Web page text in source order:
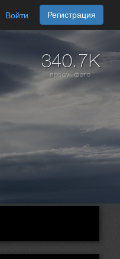
Войти Регистрация
340.7K
просм. фото